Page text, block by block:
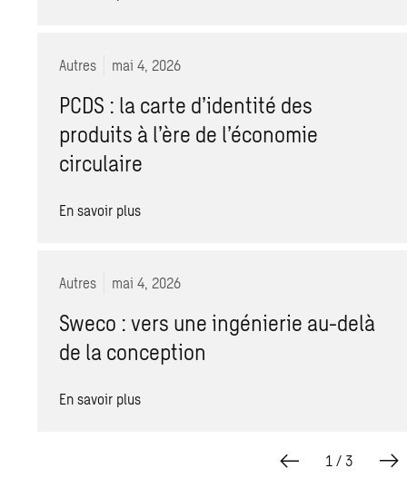
Autres mai 4, 2026
PCDS : la carte d’identité des
produits à l’ère de l’économie
circulaire
En savoir plus
Autres mai 4, 2026
Sweco : vers une ingénierie au-delà
de la conception
En savoir plus
1 / 3